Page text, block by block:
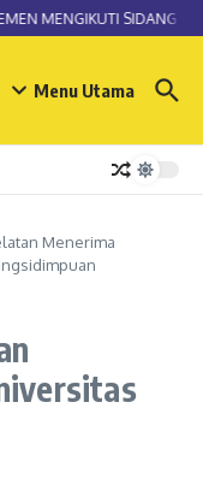
MENGIKUTI SIDANG
Menu Utama
Menerima